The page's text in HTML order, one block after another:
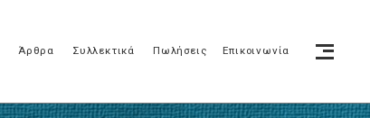
Άρθρα Συλλεκτικά Πωλήσεις Επικοινωνία